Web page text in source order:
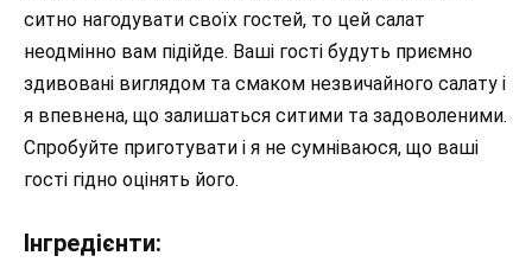
ситно нагодувати своїх гостей, то цей салат
неодмінно вам підійде. Ваші гості будуть приємно
здивовані виглядом та смаком незвичайного салату і
я впевнена, що залишаться ситими та задоволеними.
Спробуйте приготувати і я не сумніваюся, що ваші
гості гідно оцінять його.
Інгредієнти: